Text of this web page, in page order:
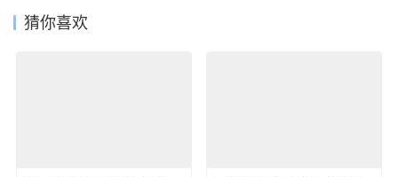
猜你喜欢